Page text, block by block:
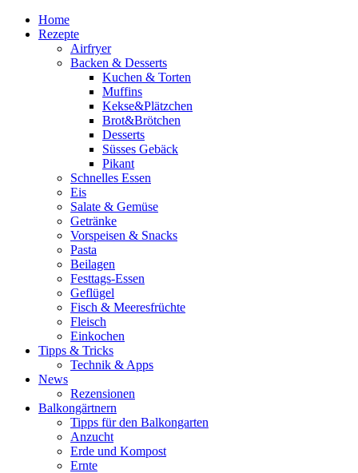
Home
Rezepte
Airfryer
Backen & Desserts
Kuchen & Torten
Muffins
Kekse&Plätzchen
Brot&Brötchen
Desserts
Süsses Gebäck
Pikant
Schnelles Essen
Eis
Salate & Gemüse
Getränke
Vorspeisen & Snacks
Pasta
Beilagen
Festtags-Essen
Geflügel
Fisch & Meeresfrüchte
Fleisch
Einkochen
Tipps & Tricks
Technik & Apps
News
Rezensionen
Balkongärtnern
Tipps für den Balkongarten
Anzucht
Erde und Kompost
Ernte